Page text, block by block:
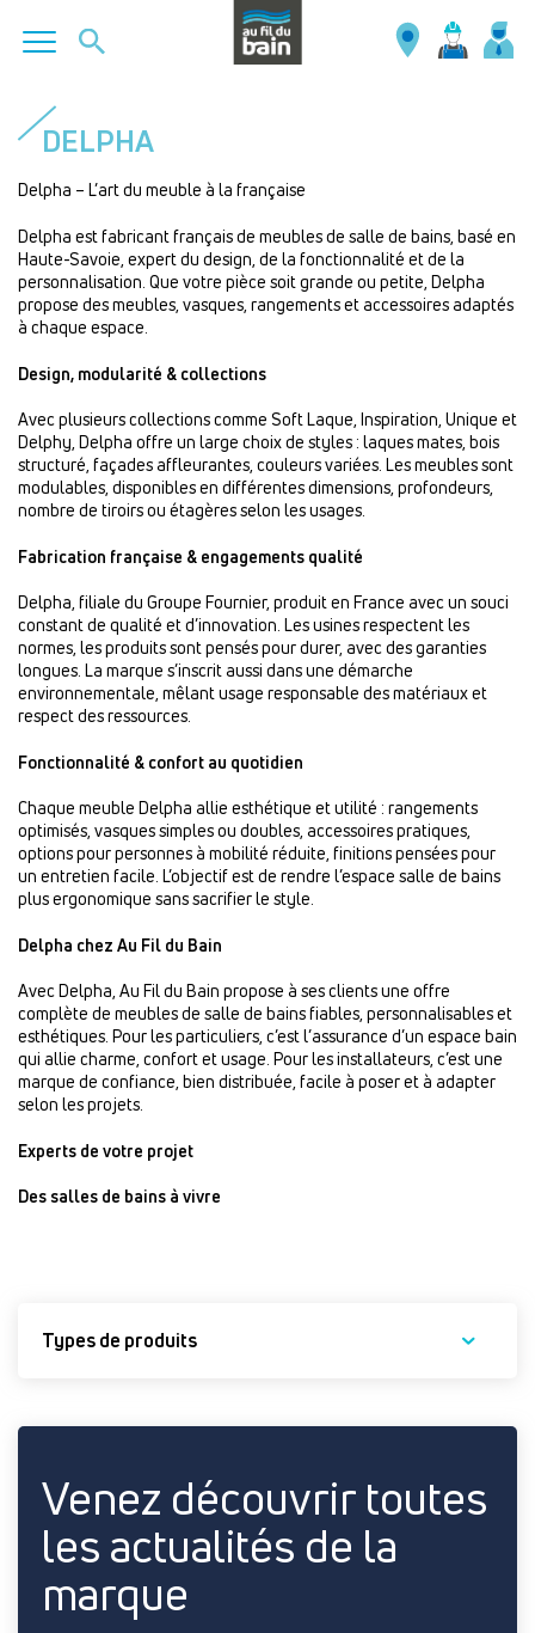
contenu
principal
DELPHA
Delpha – L’art du meuble à la française
Delpha est fabricant français de meubles de salle de bains, basé en
Haute-Savoie, expert du design, de la fonctionnalité et de la
personnalisation. Que votre pièce soit grande ou petite, Delpha
propose des meubles, vasques, rangements et accessoires adaptés
à chaque espace.
Design, modularité & collections
Avec plusieurs collections comme Soft Laque, Inspiration, Unique et
Delphy, Delpha offre un large choix de styles : laques mates, bois
structuré, façades affleurantes, couleurs variées. Les meubles sont
modulables, disponibles en différentes dimensions, profondeurs,
nombre de tiroirs ou étagères selon les usages.
Fabrication française & engagements qualité
Delpha, filiale du Groupe Fournier, produit en France avec un souci
constant de qualité et d’innovation. Les usines respectent les
normes, les produits sont pensés pour durer, avec des garanties
longues. La marque s’inscrit aussi dans une démarche
environnementale, mêlant usage responsable des matériaux et
respect des ressources.
Fonctionnalité & confort au quotidien
Chaque meuble Delpha allie esthétique et utilité : rangements
optimisés, vasques simples ou doubles, accessoires pratiques,
options pour personnes à mobilité réduite, finitions pensées pour
un entretien facile. L’objectif est de rendre l’espace salle de bains
plus ergonomique sans sacrifier le style.
Delpha chez Au Fil du Bain
Avec Delpha, Au Fil du Bain propose à ses clients une offre
complète de meubles de salle de bains fiables, personnalisables et
esthétiques. Pour les particuliers, c’est l’assurance d’un espace bain
qui allie charme, confort et usage. Pour les installateurs, c’est une
marque de confiance, bien distribuée, facile à poser et à adapter
selon les projets.
Experts de votre projet
Des salles de bains à vivre
Types de produits
Venez découvrir toutes
les actualités de la
marque